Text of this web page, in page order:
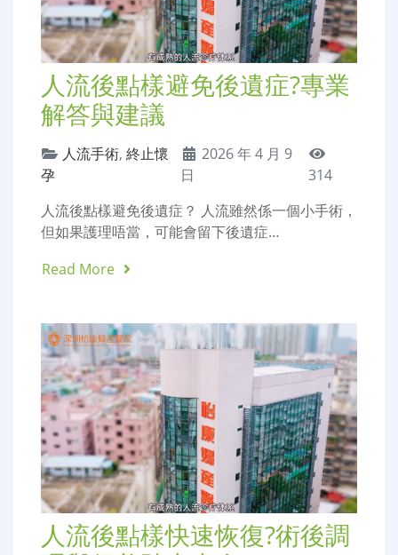
人流後點樣避免後遺症?專業
解答與建議
人流手術, 終止懷
孕
2026 年 4 月 9
日
314
人流後點樣避免後遺症？ 人流雖然係一個小手術，
但如果護理唔當，可能會留下後遺症…
Read More
人流後點樣快速恢復?術後調